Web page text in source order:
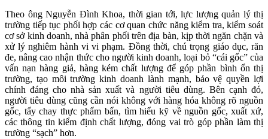
Theo ông Nguyễn Đình Khoa, thời gian tới, lực lượng quản lý thị
trường tiếp tục phối hợp các cơ quan chức năng kiểm tra, kiểm soát
cơ sở kinh doanh, nhà phân phối trên địa bàn, kịp thời ngăn chặn và
xử lý nghiêm hành vi vi phạm. Đồng thời, chú trọng giáo dục, răn
đe, nâng cao nhận thức cho người kinh doanh, loại bỏ “cái gốc” của
vấn nạn hàng giả, hàng kém chất lượng để góp phần bình ổn thị
trường, tạo môi trường kinh doanh lành mạnh, bảo vệ quyền lợi
chính đáng cho nhà sản xuất và người tiêu dùng. Bên cạnh đó,
người tiêu dùng cũng cần nói không với hàng hóa không rõ nguồn
gốc, tẩy chay thực phẩm bẩn, tìm hiểu kỹ về nguồn gốc, xuất xứ,
các thông tin kiểm định chất lượng, đóng vai trò góp phần làm thị
trường “sạch” hơn.